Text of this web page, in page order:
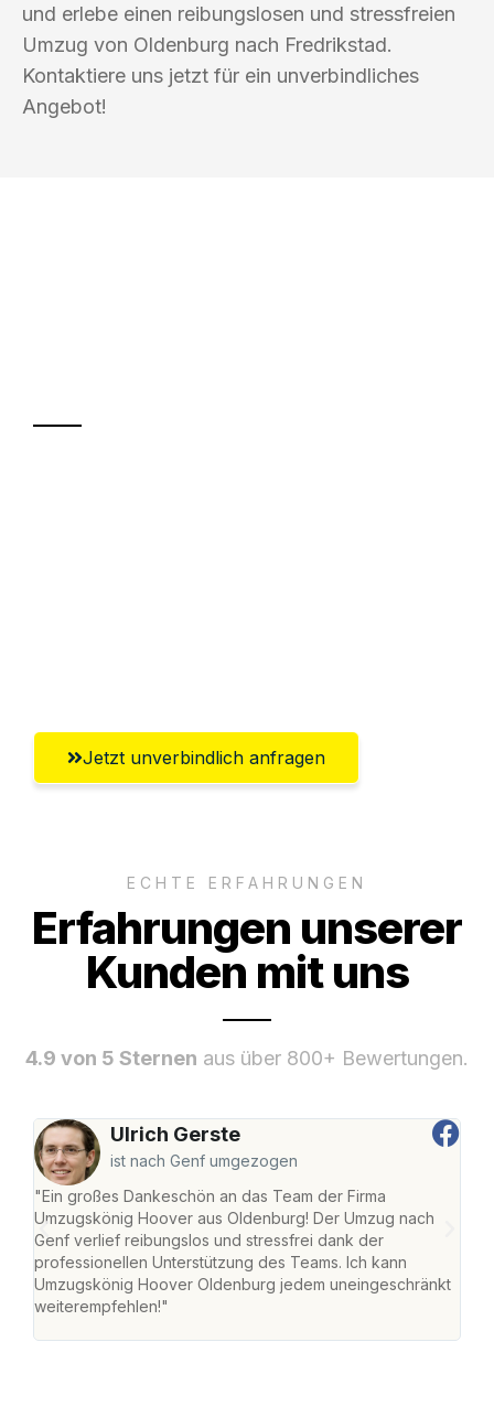
und erlebe einen reibungslosen und stressfreien
Umzug von Oldenburg nach Fredrikstad.
Kontaktiere uns jetzt für ein unverbindliches
Angebot!
Jetzt unverbindlich anfragen
ECHTE ERFAHRUNGEN
Erfahrungen unserer
Kunden mit uns
4.9 von 5 Sternen aus über 800+ Bewertungen.
Ulrich Gerste
ist nach Genf umgezogen
"Ein großes Dankeschön an das Team der Firma
Umzugskönig Hoover aus Oldenburg! Der Umzug nach
Genf verlief reibungslos und stressfrei dank der
professionellen Unterstützung des Teams. Ich kann
Umzugskönig Hoover Oldenburg jedem uneingeschränkt
weiterempfehlen!"